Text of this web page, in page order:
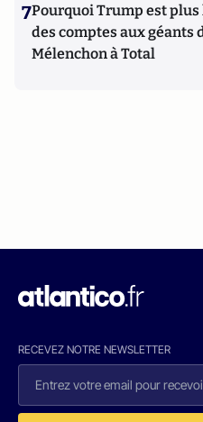
7Pourquoi Trump est
des comptes aux géants
Mélenchon à Total
RECEVEZ NOTRE NEWSLETTER